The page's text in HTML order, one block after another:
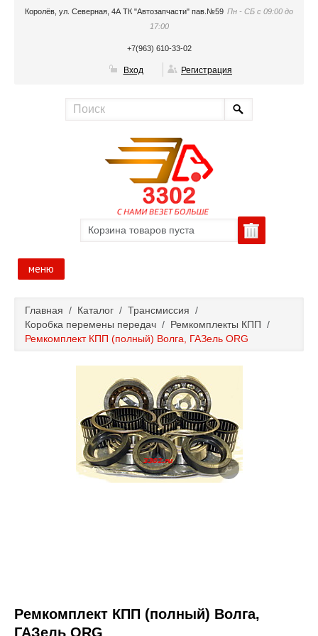
Королёв, ул. Северная, 4А ТК "Автозапчасти" пав.№59 Пн - СБ с 09:00 до
17:00
+7(963) 610-33-02
Вход Регистрация
Корзина товаров пуста
меню
Каталог
Полезные статьи
Покупка и оплата
Главная / Каталог / Трансмиссия /
Коробка перемены передач / Ремкомплекты КПП /
Ремкомплект КПП (полный) Волга, ГАЗель ORG
Ремкомплект КПП (полный) Волга,
ГАЗель ORG